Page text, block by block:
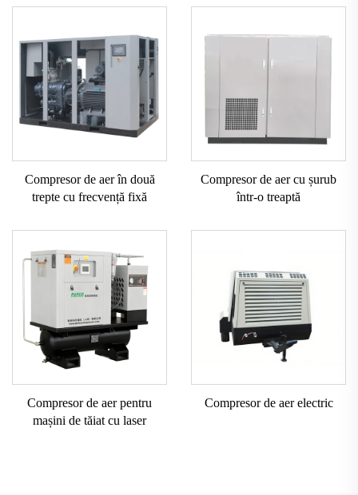
Compresor de aer în două
trepte cu frecvență fixă
Compresor de aer cu șurub
într-o treaptă
Compresor de aer pentru
mașini de tăiat cu laser
Compresor de aer electric